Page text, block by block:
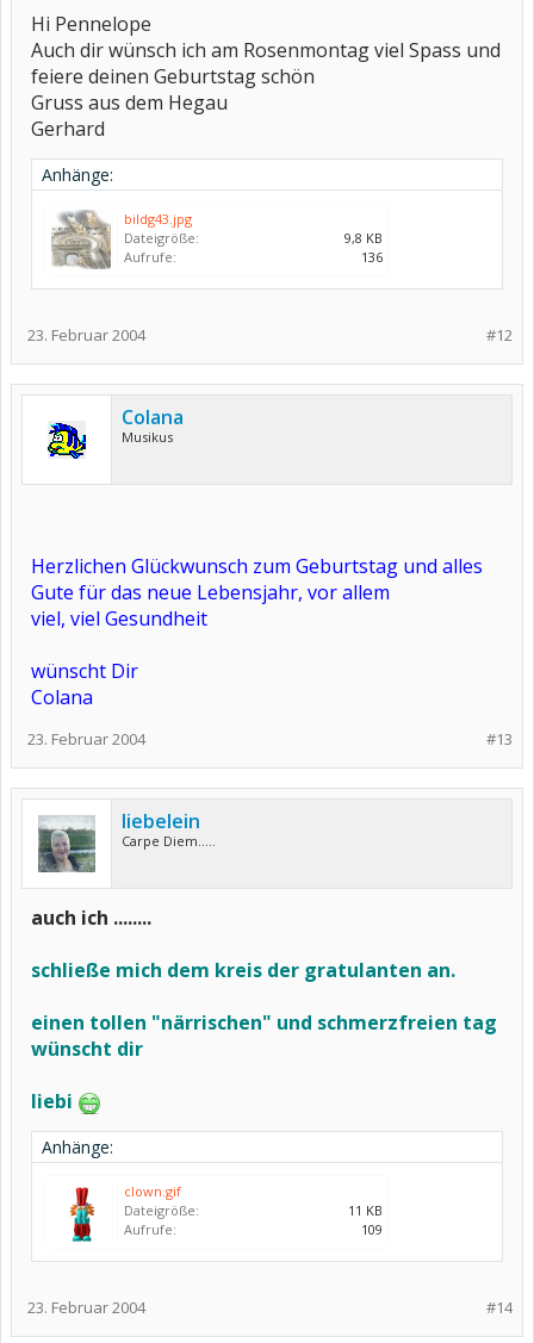
Hi Pennelope
Auch dir wünsch ich am Rosenmontag viel Spass und
feiere deinen Geburtstag schön
Gruss aus dem Hegau
Gerhard
Anhänge:
bildg43.jpg
Dateigröße:
9,8 KB
Aufrufe:
136
#12
23. Februar 2004
Colana
Musikus
Herzlichen Glückwunsch zum Geburtstag und alles
Gute für das neue Lebensjahr, vor allem
viel, viel Gesundheit
wünscht Dir
Colana
#13
23. Februar 2004
liebelein
Carpe Diem.....
auch ich ........
schließe mich dem kreis der gratulanten an.
einen tollen "närrischen" und schmerzfreien tag
wünscht dir
liebi
Anhänge:
clown.gif
Dateigröße:
11 KB
Aufrufe:
109
#14
23. Februar 2004